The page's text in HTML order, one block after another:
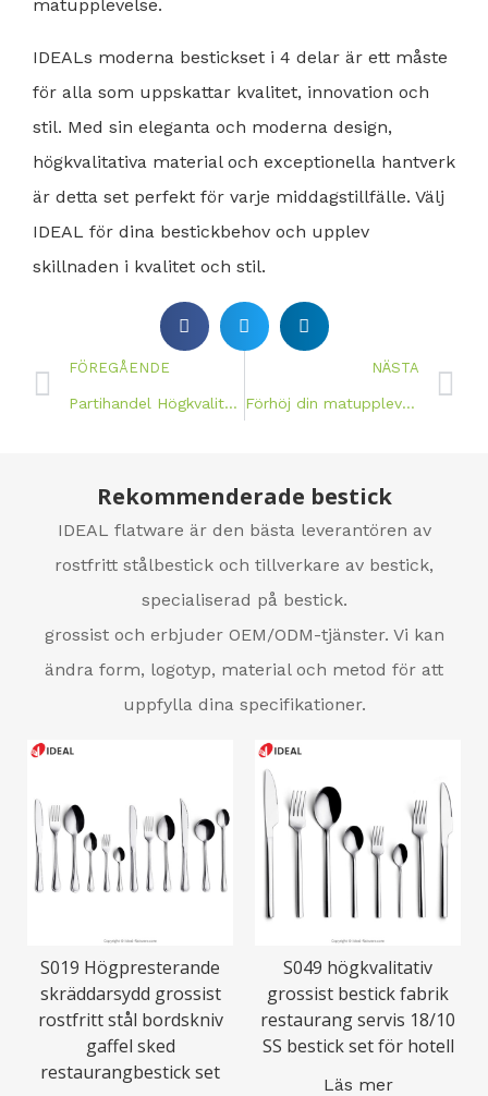
matupplevelse.
IDEALs moderna bestickset i 4 delar är ett måste
för alla som uppskattar kvalitet, innovation och
stil. Med sin eleganta och moderna design,
högkvalitativa material och exceptionella hantverk
är detta set perfekt för varje middagstillfälle. Välj
IDEAL för dina bestickbehov och upplev
skillnaden i kvalitet och stil.
FÖREGÅENDE
Partihandel Högkvalitativ 2023-servis Förpackning
NÄSTA
Förhöj din matupplevelse med IDEALs innovativa bestickdesign 2023 i rostfritt stål 4 st
Rekommenderade bestick
IDEAL flatware är den bästa leverantören av
rostfritt stålbestick och tillverkare av bestick,
specialiserad på bestick.
grossist och erbjuder OEM/ODM-tjänster. Vi kan
ändra form, logotyp, material och metod för att
uppfylla dina specifikationer.
S019 Högpresterande
skräddarsydd grossist
rostfritt stål bordskniv
gaffel sked
restaurangbestick set
S049 högkvalitativ
grossist bestick fabrik
restaurang servis 18/10
SS bestick set för hotell
Läs mer